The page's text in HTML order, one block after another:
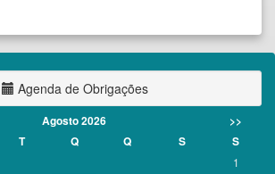
Agenda de Obrigações
Agosto 2026
>>
T Q Q S S
1